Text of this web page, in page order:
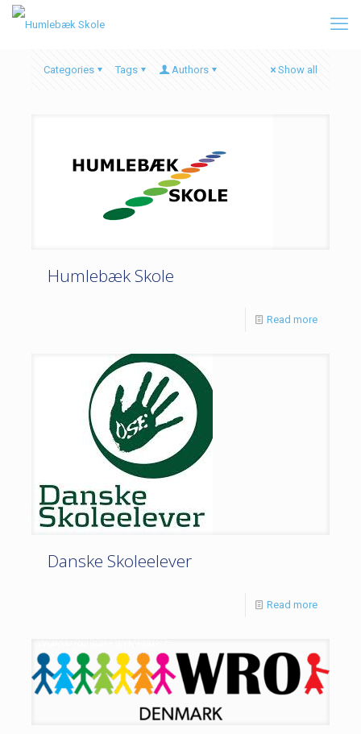
Categories Tags Authors Show all
Humlebæk Skole
Read more
Danske Skoleelever
Read more